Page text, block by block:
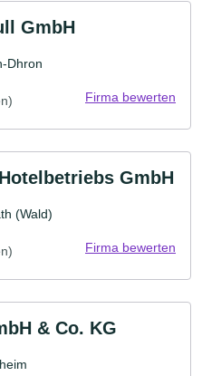
GmbH
Dhron
Firma bewerten
GmbH
(Wald)
Firma bewerten
& Co. KG